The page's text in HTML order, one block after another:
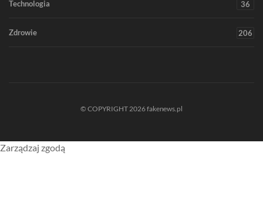
Technologia 36
Zdrowie 206
© COPYRIGHT 2026 fakenews.pl
Zarządzaj zgodą